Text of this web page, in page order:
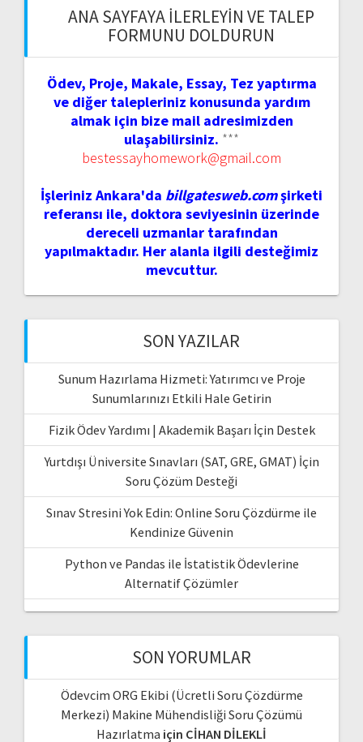
ANA SAYFAYA İLERLEYIN VE TALEP
FORMUNU DOLDURUN
Ödev, Proje, Makale, Essay, Tez yaptırma
ve diğer talepleriniz konusunda yardım
almak için bize mail adresimizden
ulaşabilirsiniz. ***
bestessayhomework@gmail.com
İşleriniz Ankara'da billgatesweb.comşirketi
referansı ile, doktora seviyesinin üzerinde
dereceli uzmanlar tarafından
yapılmaktadır. Her alanla ilgili desteğimiz
mevcuttur.
SON YAZILAR
Sunum Hazırlama Hizmeti: Yatırımcı ve Proje
Sunumlarınızı Etkili Hale Getirin
Fizik Ödev Yardımı | Akademik Başarı İçin Destek
Yurtdışı Üniversite Sınavları (SAT, GRE, GMAT) İçin
Soru Çözüm Desteği
Sınav Stresini Yok Edin: Online Soru Çözdürme ile
Kendinize Güvenin
Python ve Pandas ile İstatistik Ödevlerine
Alternatif Çözümler
SON YORUMLAR
Ödevcim ORG Ekibi (Ücretli Soru Çözdürme
Merkezi) Makine Mühendisliği Soru Çözümü
Hazırlatma için CİHAN DİLEKLİ